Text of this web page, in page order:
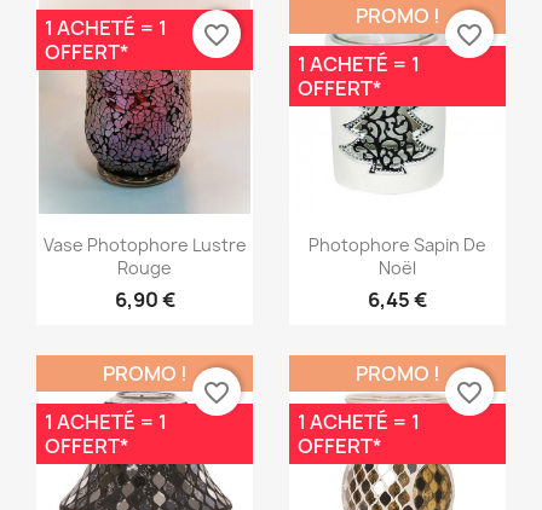
Aperçu rapide
Vase Photophore Lustre
Rouge
6,90 €
1 ACHETÉ = 1
OFFERT*
favorite_border
Aperçu rapide
Photophore Sapin De
Noël
6,45 €
PROMO !
1 ACHETÉ = 1
OFFERT*
favorite_border
PROMO !
1 ACHETÉ = 1
OFFERT*
favorite_border
PROMO !
1 ACHETÉ = 1
OFFERT*
favorite_border